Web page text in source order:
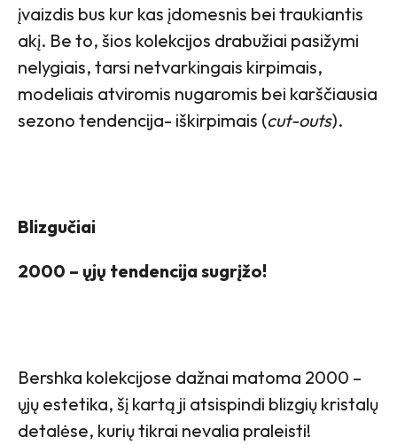
įvaizdis bus kur kas įdomesnis bei traukiantis
akį. Be to, šios kolekcijos drabužiai pasižymi
nelygiais, tarsi netvarkingais kirpimais,
modeliais atviromis nugaromis bei karščiausia
sezono tendencija- iškirpimais (cut-outs).
Blizgučiai
2000 – ųjų tendencija sugrįžo!
Bershka kolekcijose dažnai matoma 2000 –
ųjų estetika, šį kartą ji atsispindi blizgių kristalų
detalėse, kurių tikrai nevalia praleisti!